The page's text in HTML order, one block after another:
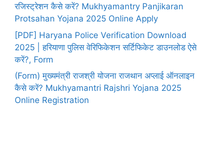
रजिस्ट्रेशन कैसे करें? Mukhyamantry Panjikaran
Protsahan Yojana 2025 Online Apply
[PDF] Haryana Police Verification Download
2025 | हरियाणा पुलिस वेरिफिकेशन सर्टिफिकेट डाउनलोड ऐसे
करें?, Form
(Form) मुख्यमंत्री राजश्री योजना राजथान अप्लाई ऑनलाइन
कैसे करें? Mukhyamantri Rajshri Yojana 2025
Online Registration